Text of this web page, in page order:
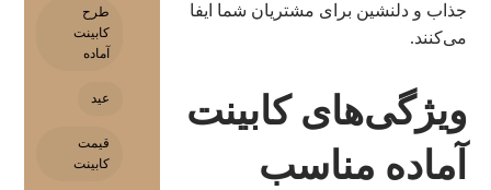
جذاب و دلنشین برای مشتریان شما ایفا
می‌کنند.
ویژگی‌های کابینت
آماده مناسب
طرح
کابینت
آماده
عید
قیمت
کابینت